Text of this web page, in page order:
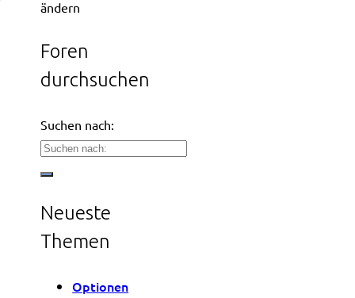
ändern
Foren
durchsuchen
Suchen nach:
Neueste
Themen
Optionen